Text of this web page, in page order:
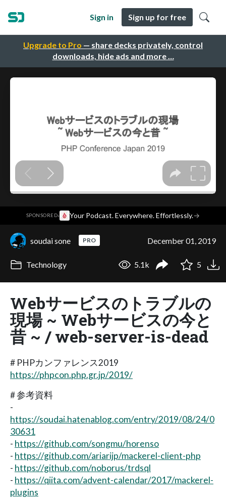
Upgrade to Pro — share decks privately, control
downloads, hide ads and more …
Sign in Sign up for free
SPONSORED· Your Podcast. Everywhere. Effortlessly.→
soudai sone PRO December 01, 2019
Technology 5.1k 5
Webサービスのトラブルの
現場 ~ Webサービスの今と
昔 ~ / web-server-is-dead
# PHPカンファレンス2019
https://phpcon.php.gr.jp/2019/
# 参考資料
-
https://soudai.hatenablog.com/entry/2019/08/24/0
30631
- https://github.com/songmu/horenso
- https://github.com/ariarijp/mackerel-client-php
- https://github.com/noborus/trdsql
- https://qiita.com/advent-calendar/2017/mackerel-
plugins